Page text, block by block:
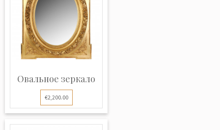
Овальное зеркало
€2,200.00